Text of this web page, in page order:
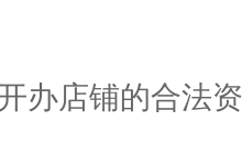
办店铺的合法